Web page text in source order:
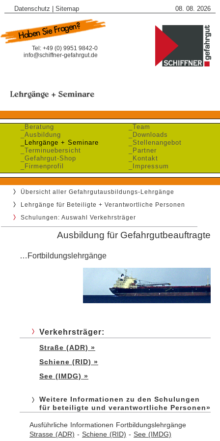
08. 08. 2026
Datenschutz Sitemap
Tel: +49 (0) 9951 9842-0
info@schiffner-gefahrgut.de
_Beratung
_Ausbildung
_Lehrgänge + Seminare
_Terminuebersicht
_Gefahrgut-Shop
_Firmenprofil
_Team
_Downloads
_Stellenangebot
_Partner
_Kontakt
_Impressum
Übersicht aller Gefahrgutausbildungs-Lehrgänge
Lehrgänge für Beteiligte + Verantwortliche Personen
Schulungen: Auswahl Verkehrsträger
Ausbildung für Gefahrgutbeauftragte
…Fortbildungslehrgänge
Verkehrsträger:
Straße (ADR) »
Schiene (RID) »
See (IMDG) »
Weitere Informationen zu den Schulungen
für beteiligte und verantwortliche Personen»
Ausführliche Informationen Fortbildungslehrgänge
Strasse (ADR) -Schiene (RID) -See (IMDG)